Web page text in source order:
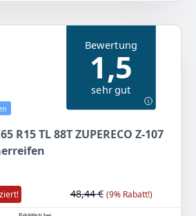
Zum Angebot
Bewertung
1,5
sehr gut
R15 TL 88T ZUPERECO Z-107
48,44 € (9% Rabatt!)